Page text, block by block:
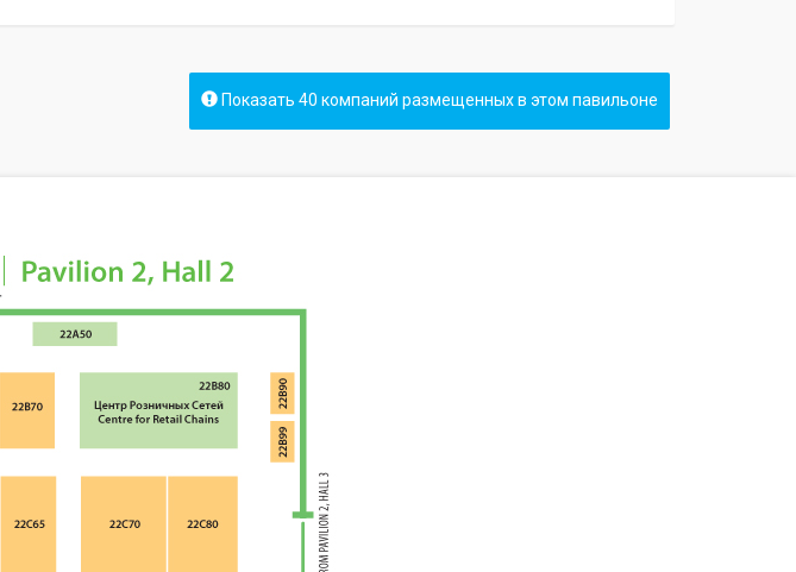
Показать 40 компаний размещенных в этом павильоне